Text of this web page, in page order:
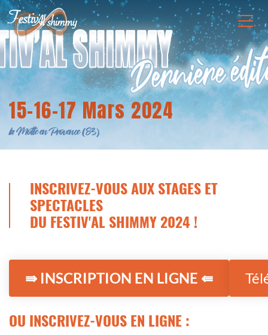
15-16-17 Mars 2024
la Motte en Provence (83)
INSCRIVEZ-VOUS AUX STAGES ET
SPECTACLES
DU FESTIV'AL SHIMMY 2024 !
⇛ INSCRIPTION EN LIGNE ⇚
OU INSCRIVEZ-VOUS EN LIGNE :